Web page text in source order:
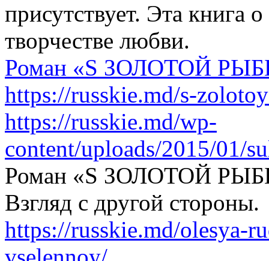
присутствует. Эта книга
творчестве любви.
Роман «S ЗОЛОТОЙ
https://russkie.md/s-
https://russkie.md/wp-
content/uploads/2015/01/
Роман «S ЗОЛОТОЙ
Взгляд с другой стороны.
https://russkie.md/olesya-